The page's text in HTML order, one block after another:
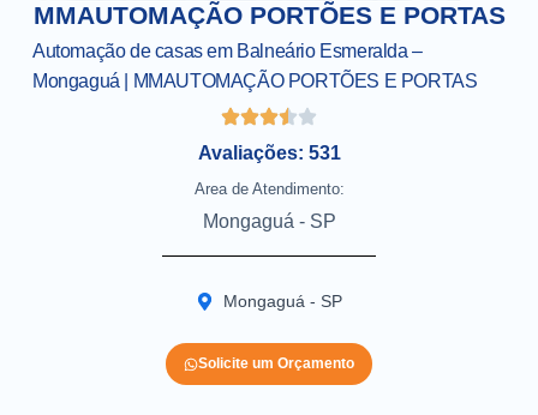
MMAUTOMAÇÃO PORTÕES E PORTAS
Automação de casas em Balneário Esmeralda –
Mongaguá | MMAUTOMAÇÃO PORTÕES E PORTAS
Avaliações: 531
Area de Atendimento:
Mongaguá - SP
Mongaguá - SP
Solicite um Orçamento